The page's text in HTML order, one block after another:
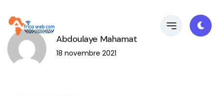
Abdoulaye Mahamat
18 novembre 2021